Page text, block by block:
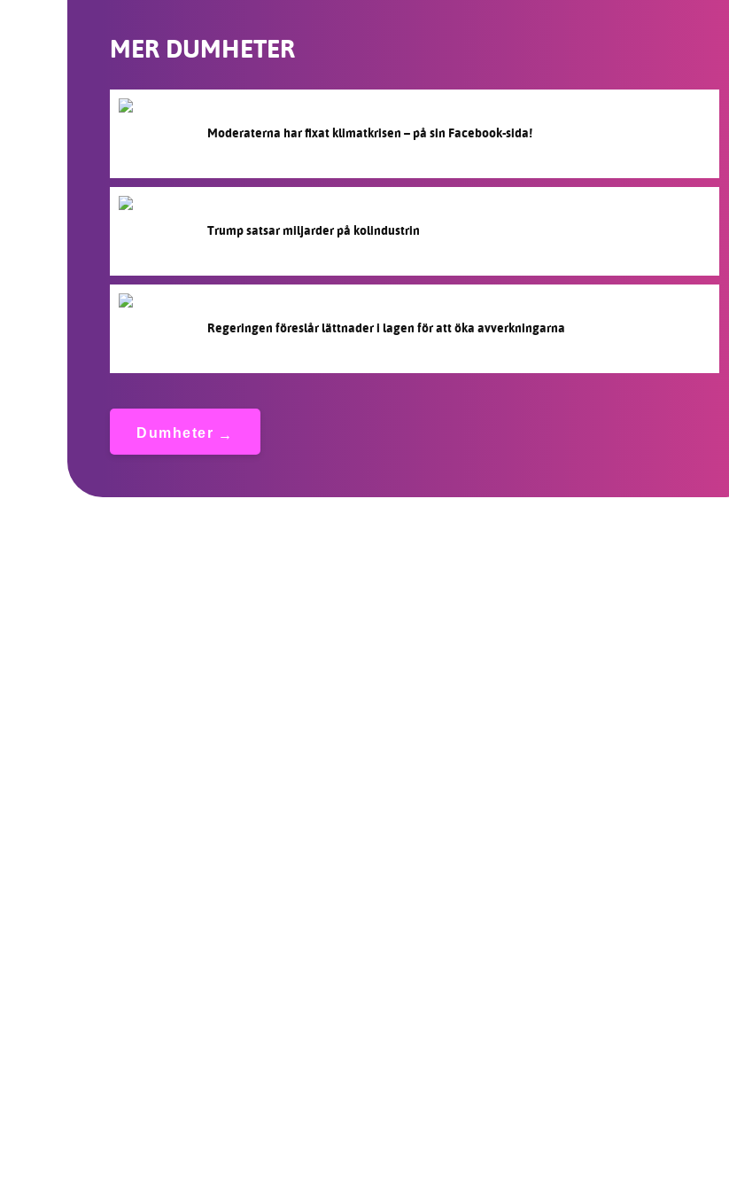
MER DUMHETER
Moderaterna har fixat klimatkrisen – på sin Facebook-sida!
Trump satsar miljarder på kolindustrin
Regeringen föreslår lättnader i lagen för att öka avverkningarna
Dumheter